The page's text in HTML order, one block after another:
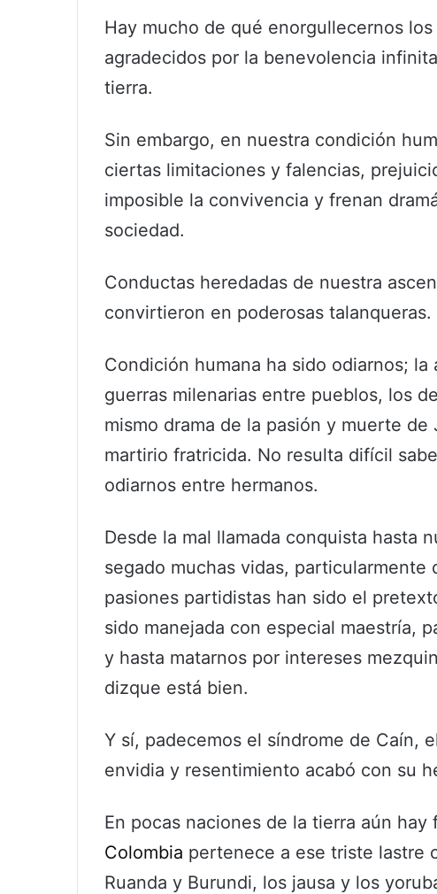
Hay mucho de qué enorgullecernos
agradecidos por la benevolencia
tierra.
Sin embargo, en nuestra condición
ciertas limitaciones y falencias,
imposible la convivencia y frenan
sociedad.
Conductas heredadas de nuestra
convirtieron en poderosas talanqueras.
Condición humana ha sido odiarnos;
guerras milenarias entre pueblos, los
mismo drama de la pasión y muerte
martirio fratricida. No resulta difícil
odiarnos entre hermanos.
Desde la mal llamada conquista hasta
segado muchas vidas,
pasiones partidistas han sido el
sido manejada con especial maestría,
y hasta matarnos por intereses
dizque está bien.
Y sí, padecemos el síndrome de Caín,
envidia y resentimiento acabó con su
En pocas naciones de la tierra aún
Colombia pertenece a ese triste lastre
Ruanda y Burundi, los jausa y los